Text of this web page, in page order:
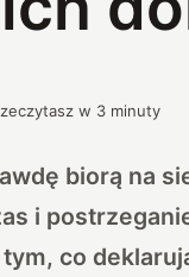
w 3 minuty
biorą na
i
co